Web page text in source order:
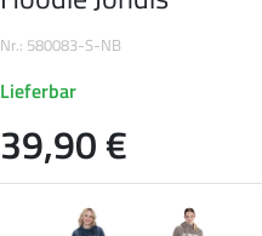
Nr.: 580083-S-NB
Lieferbar
39,90 €